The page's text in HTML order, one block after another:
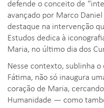
defende o conceito de
avançado por Marco
destaque na intervenção
Estudos dedica à
Maria, no último dia dos
Nesse contexto, sublinha
Fátima, não só inaugura
coração de Maria,
Humanidade — como